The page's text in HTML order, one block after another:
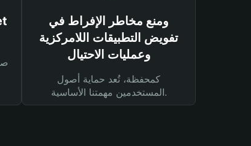
ومنع مخاطر الإفراط في
تفويض التطبيقات اللامركزية
وعمليات الاحتيال
كمحفظة، تُعد حماية أصول
المستخدمين مهمتنا الأساسية.